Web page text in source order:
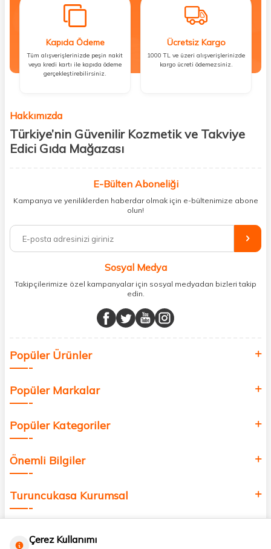
Kapıda Ödeme
Tüm alışverişlerinizde peşin nakit
veya kredi kartı ile kapıda ödeme
gerçekleştirebilirsiniz.
Ücretsiz Kargo
1000 TL ve üzeri alışverişlerinizde
kargo ücreti ödemezsiniz.
Hakkımızda
Türkiye’nin Güvenilir Kozmetik ve Takviye
Edici Gıda Mağazası
kişisel bakım hem de takviye edici gıda ürünlerini sizlerle
buluşturuyoruz. Artık mağaza mağaza dolaşmanıza gerek yok;
ihtiyacınız olan her şeyi tek bir çatı altında topluyor ve kapınıza kadar
%100 orijinal kozmetik ve sağlık ürünleriyle güzelliğinizi tamamlayabilir,
vücudunuzu desteklemek için güvenilir takviye edici gıdalara
minerallere kadar binlerce ürünü uygun fiyat ve hızlı kargo avantajıyla
sunuyoruz.
buluşturuyor ve online alışveriş deneyiminizi en iyi hale getiriyoruz.
Sağlık, güzellik ve iyi yaşam için aradığınız her şey burada!
değer katmak için bize katılın!
E-Bülten Aboneliği
Kampanya ve yeniliklerden haberdar olmak için e-bültenimize abone
olun!
Sosyal Medya
Takipçilerimize özel kampanyalar için sosyal medyadan bizleri takip
edin.
Popüler Ürünler
Popüler Markalar
Popüler Kategoriler
Önemli Bilgiler
Turuncukasa Kurumsal
Çerez Kullanımı